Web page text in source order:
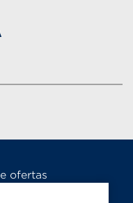
ofertas